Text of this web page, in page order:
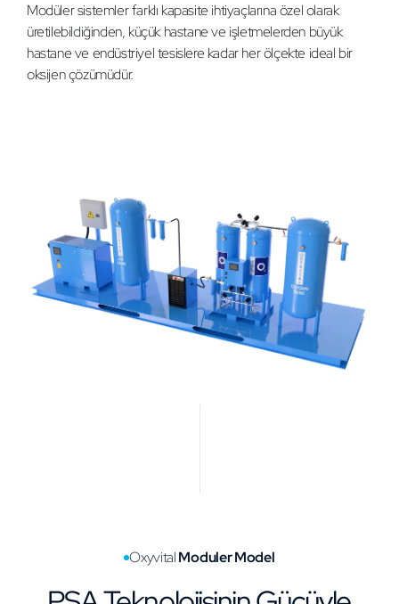
Modüler sistemler farklı kapasite ihtiyaçlarına özel olarak
üretilebildiğinden, küçük hastane ve işletmelerden büyük
hastane ve endüstriyel tesislere kadar her ölçekte ideal bir
oksijen çözümüdür.
OxyvitalModuler Model